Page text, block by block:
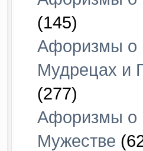
(145)
Афоризмы о
Мудрецах и
(277)
Афоризмы о
Мужестве